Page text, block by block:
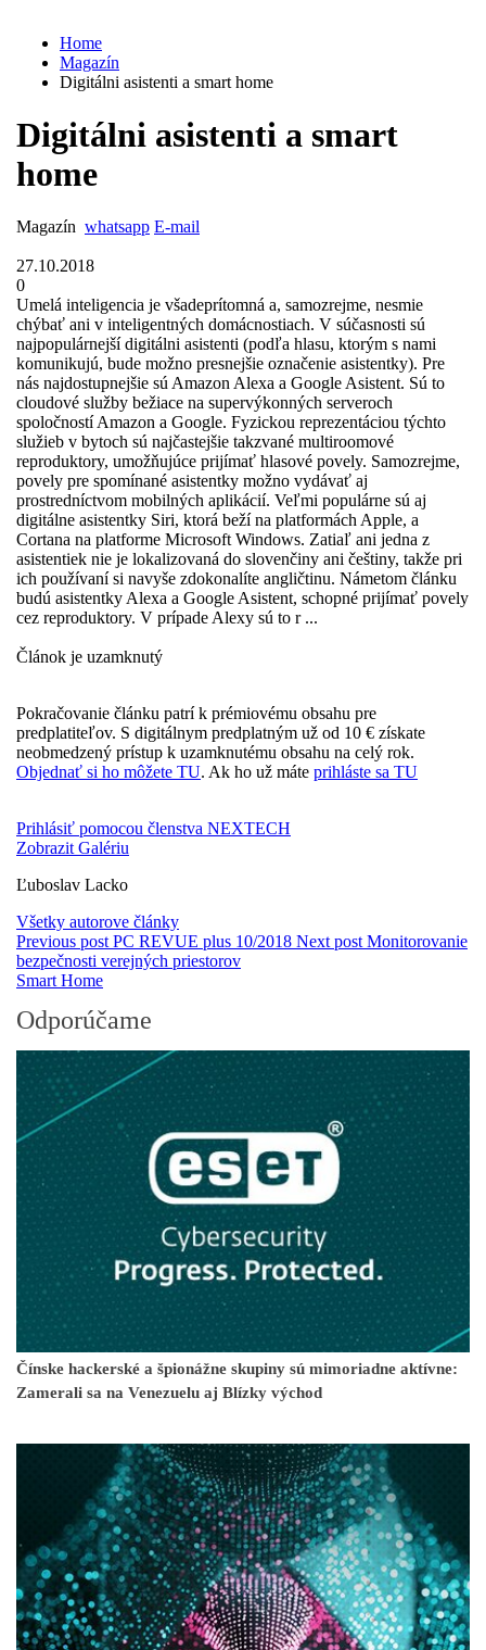
Home
Magazín
Digitálni asistenti a smart home
Digitálni asistenti a smart
home
Magazín whatsapp E-mail
27.10.2018
0
Umelá inteligencia je všadeprítomná a, samozrejme, nesmie
chýbať ani v inteligentných domácnostiach. V súčasnosti sú
najpopulárnejší digitálni asistenti (podľa hlasu, ktorým s nami
komunikujú, bude možno presnejšie označenie asistentky). Pre
nás najdostupnejšie sú Amazon Alexa a Google Asistent. Sú to
cloudové služby bežiace na supervýkonných serveroch
spoločností Amazon a Google. Fyzickou reprezentáciou týchto
služieb v bytoch sú najčastejšie takzvané multiroomové
reproduktory, umožňujúce prijímať hlasové povely. Samozrejme,
povely pre spomínané asistentky možno vydávať aj
prostredníctvom mobilných aplikácií. Veľmi populárne sú aj
digitálne asistentky Siri, ktorá beží na platformách Apple, a
Cortana na platforme Microsoft Windows. Zatiaľ ani jedna z
asistentiek nie je lokalizovaná do slovenčiny ani češtiny, takže pri
ich používaní si navyše zdokonalíte angličtinu. Námetom článku
budú asistentky Alexa a Google Asistent, schopné prijímať povely
cez reproduktory. V prípade Alexy sú to r ...
Článok je uzamknutý
Pokračovanie článku patrí k prémiovému obsahu pre
predplatiteľov. S digitálnym predplatným už od 10 € získate
neobmedzený prístup k uzamknutému obsahu na celý rok.
Objednať si ho môžete TU. Ak ho už máte prihláste sa TU
Prihlásiť pomocou členstva NEXTECH
Zobrazit Galériu
Ľuboslav Lacko
Všetky autorove články
Previous post PC REVUE plus 10/2018 Next post Monitorovanie
bezpečnosti verejných priestorov
Smart Home
Odporúčame
Čínske hackerské a špionážne skupiny sú mimoriadne aktívne:
Zamerali sa na Venezuelu aj Blízky východ